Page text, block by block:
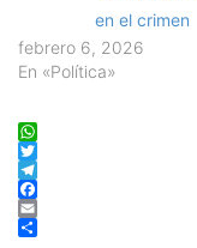
en el crimen
febrero 6, 2026
En «Política»
WhatsApp
Twitter
Telegram
Facebook
Email